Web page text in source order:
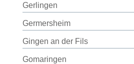
Gerlingen
Germersheim
Gingen an der Fils
Gomaringen